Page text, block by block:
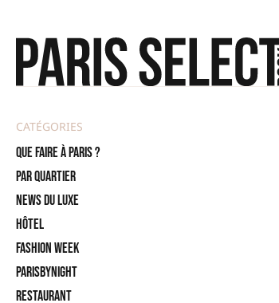
CATÉGORIES
Que faire à Paris ?
PAR QUARTIER
News du Luxe
Hôtel
Fashion Week
ParisByNight
Restaurant